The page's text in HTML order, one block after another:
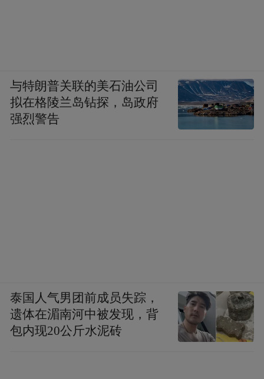
与特朗普关联的美石油公司
拟在格陵兰岛钻探，岛政府
强烈警告
泰国人气男团前成员失踪，
遗体在湄南河中被发现，背
包内现20公斤水泥砖